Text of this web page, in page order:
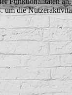
um die